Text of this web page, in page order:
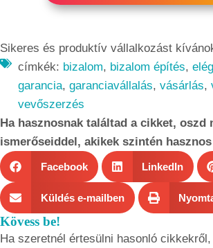
Sikeres és produktív vállalkozást
címkék: bizalom, bizalom építés,
garancia, garanciavállalás, vásárlás,
vevőszerzés
Ha hasznosnak találtad a cikket, oszd
ismerőseiddel, akikek szintén
Facebook LinkedIn
Küldés e-mailben
Kövess be!
Ha szeretnél értesülni hasonló